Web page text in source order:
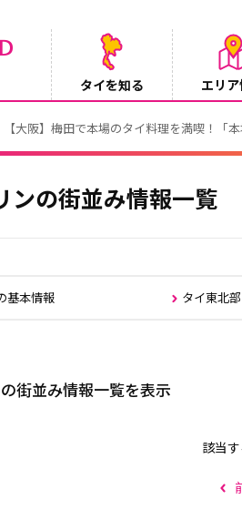
タイを知る エリ
【テレビ】NHK『世界ふれあい街歩き』で
ンの街並み情報一覧
基本情報 タイ東北
街並み情報一覧を表示
該当